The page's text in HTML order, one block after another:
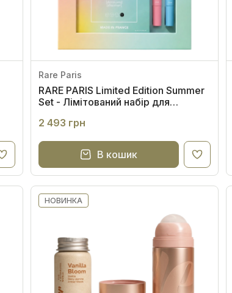
Rare Paris
RARE PARIS Limited Edition Summer
Set - Лімітований набір для
2 493 грн
В кошик
НОВИНКА